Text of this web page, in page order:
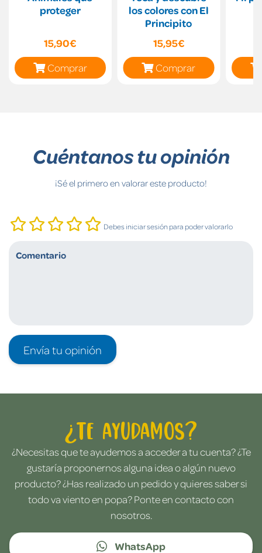
proteger
15,90€
Comprar
los colores con El
Principito
15,95€
Comprar
Cuéntanos tu opinión
¡Sé el primero en valorar este producto!
Debes iniciar sesión para poder valorarlo
Envía tu opinión
¿Te ayudamos?
¿Necesitas que te ayudemos a acceder a tu cuenta? ¿Te
gustaría proponernos alguna idea o algún nuevo
producto? ¿Has realizado un pedido y quieres saber si
todo va viento en popa? Ponte en contacto con
nosotros.
WhatsApp